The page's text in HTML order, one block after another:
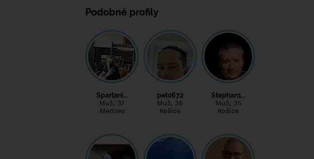
Podobné profily
Spartani…
Muž, 37
Medzev
peto672
Muž, 36
Košice
Stephan1…
Muž, 35
Košice